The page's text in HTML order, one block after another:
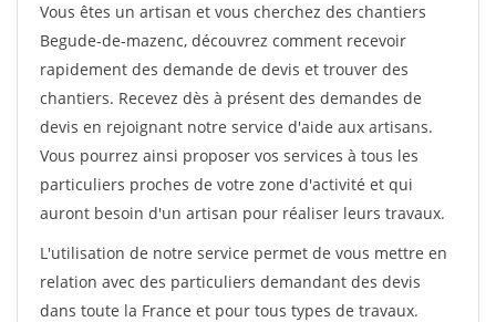
Vous êtes un artisan et vous cherchez des chantiers
Begude-de-mazenc, découvrez comment recevoir
rapidement des demande de devis et trouver des
chantiers. Recevez dès à présent des demandes de
devis en rejoignant notre service d'aide aux artisans.
Vous pourrez ainsi proposer vos services à tous les
particuliers proches de votre zone d'activité et qui
auront besoin d'un artisan pour réaliser leurs travaux.
L'utilisation de notre service permet de vous mettre en
relation avec des particuliers demandant des devis
dans toute la France et pour tous types de travaux.